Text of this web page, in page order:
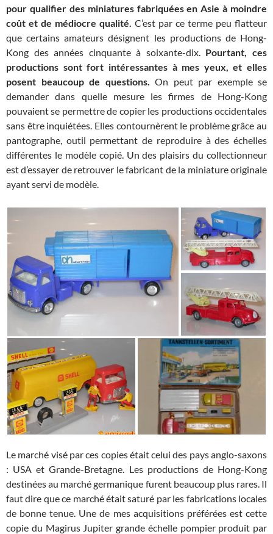
pour qualifier des miniatures fabriquées en Asie à moindre
coût et de médiocre qualité. C’est par ce terme peu flatteur
que certains amateurs désignent les productions de Hong-
Kong des années cinquante à soixante-dix. Pourtant, ces
productions sont fort intéressantes à mes yeux, et elles
posent beaucoup de questions.
On peut par exemple se
demander dans quelle mesure les firmes de Hong-Kong
pouvaient se permettre de copier les productions occidentales
sans être inquiétées. Elles contournèrent le problème grâce au
pantographe, outil permettant de reproduire à des échelles
différentes le modèle copié. Un des plaisirs du collectionneur
est d’essayer de retrouver le fabricant de la miniature originale
ayant servi de modèle.
Le marché visé par ces copies était celui des pays anglo-saxons
: USA et Grande-Bretagne. Les productions de Hong-Kong
destinées au marché germanique furent beaucoup plus rares. Il
faut dire que ce marché était saturé par les fabrications locales
de bonne tenue. Une de mes acquisitions préférées est cette
copie du Magirus Jupiter grande échelle pompier produit par